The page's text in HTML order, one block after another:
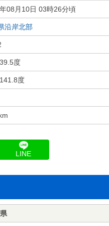
08月10日 03時26分頃
沿岸北部
度
度
LINE